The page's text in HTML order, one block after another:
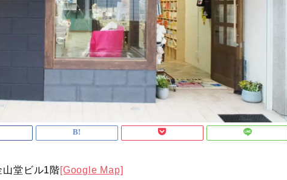
堂ビル1階[Google Map]